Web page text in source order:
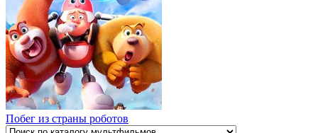
Побег из страны роботов